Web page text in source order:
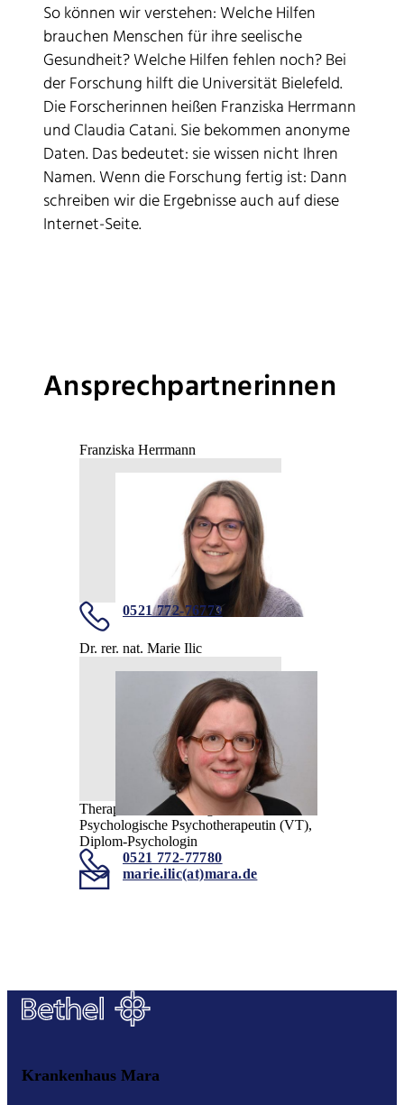
So können wir verstehen: Welche Hilfen
brauchen Menschen für ihre seelische
Gesundheit? Welche Hilfen fehlen noch? Bei
der Forschung hilft die Universität Bielefeld.
Die Forscherinnen heißen Franziska Herrmann
und Claudia Catani. Sie bekommen anonyme
Daten. Das bedeutet: sie wissen nicht Ihren
Namen. Wenn die Forschung fertig ist: Dann
schreiben wir die Ergebnisse auch auf diese
Internet-Seite.
Ansprechpartnerinnen
Franziska Herrmann
0521 772-76773
Dr. rer. nat. Marie Ilic
Therapeutische Leitung MZEB
Psychologische Psychotherapeutin (VT),
Diplom-Psychologin
0521 772-77780
marie.ilic(at)mara.de
Krankenhaus Mara